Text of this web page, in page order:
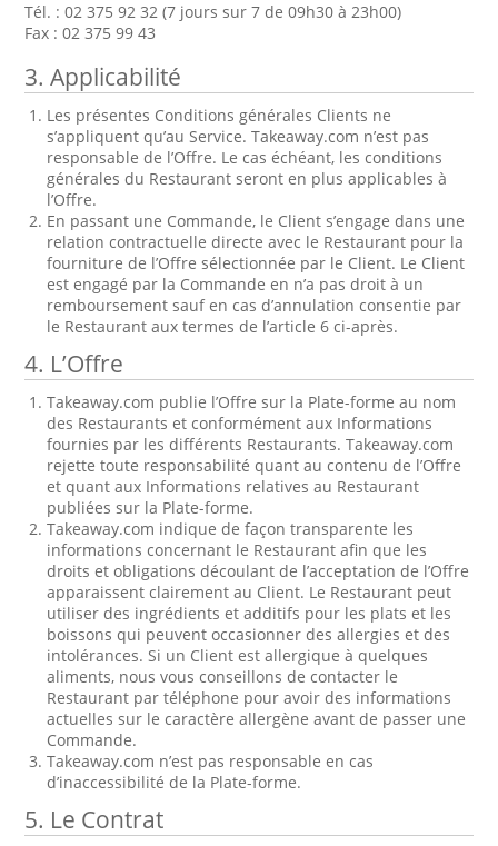
Tél. : 02 375 92 32 (7 jours sur 7 de 09h30 à 23h00)
Fax : 02 375 99 43
3. Applicabilité
Les présentes Conditions générales Clients ne
s’appliquent qu’au Service. Takeaway.com n’est pas
responsable de l’Offre. Le cas échéant, les conditions
générales du Restaurant seront en plus applicables à
l’Offre.
En passant une Commande, le Client s’engage dans une
relation contractuelle directe avec le Restaurant pour la
fourniture de l’Offre sélectionnée par le Client. Le Client
est engagé par la Commande en n’a pas droit à un
remboursement sauf en cas d’annulation consentie par
le Restaurant aux termes de l’article 6 ci-après.
4. L’Offre
Takeaway.com publie l’Offre sur la Plate-forme au nom
des Restaurants et conformément aux Informations
fournies par les différents Restaurants. Takeaway.com
rejette toute responsabilité quant au contenu de l’Offre
et quant aux Informations relatives au Restaurant
publiées sur la Plate-forme.
Takeaway.com indique de façon transparente les
informations concernant le Restaurant afin que les
droits et obligations découlant de l’acceptation de l’Offre
apparaissent clairement au Client. Le Restaurant peut
utiliser des ingrédients et additifs pour les plats et les
boissons qui peuvent occasionner des allergies et des
intolérances. Si un Client est allergique à quelques
aliments, nous vous conseillons de contacter le
Restaurant par téléphone pour avoir des informations
actuelles sur le caractère allergène avant de passer une
Commande.
Takeaway.com n’est pas responsable en cas
d’inaccessibilité de la Plate-forme.
5. Le Contrat